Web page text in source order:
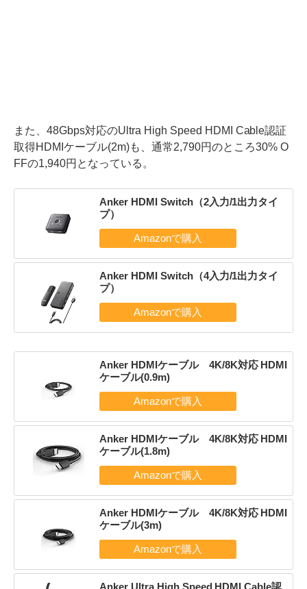
また、48Gbps対応のUltra High Speed HDMI Cable認証
取得HDMIケーブル(2m)も、通常2,790円のところ30% O
FFの1,940円となっている。
Anker HDMI Switch（2入力/1出力タイ
プ）
Anker HDMI Switch（4入力/1出力タイ
プ）
Anker HDMIケーブル 4K/8K対応 HDMI
ケーブル(0.9m)
Anker HDMIケーブル 4K/8K対応 HDMI
ケーブル(1.8m)
Anker HDMIケーブル 4K/8K対応 HDMI
ケーブル(3m)
Anker Ultra High Speed HDMI Cable認